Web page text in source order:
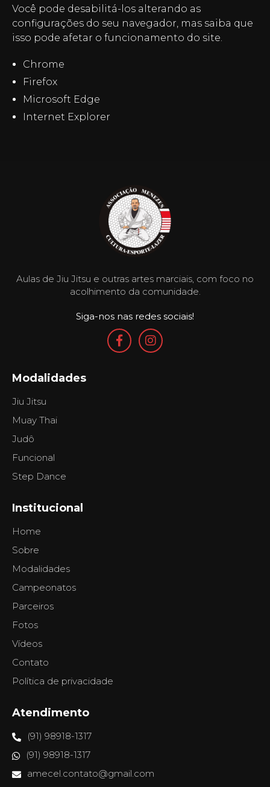
Você pode desabilitá-los alterando as
configurações do seu navegador, mas saiba que
isso pode afetar o funcionamento do site.
Chrome
Firefox
Microsoft Edge
Internet Explorer
Aulas de Jiu Jitsu e outras artes marciais, com foco no
acolhimento da comunidade.
Siga-nos nas redes sociais!
Modalidades
Jiu Jitsu
Muay Thai
Judô
Funcional
Step Dance
Institucional
Home
Sobre
Modalidades
Campeonatos
Parceiros
Fotos
Vídeos
Contato
Política de privacidade
Atendimento
(91) 98918-1317
(91) 98918-1317
amecel.contato@gmail.com